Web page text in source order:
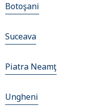
Botoşani
Suceava
Piatra Neamţ
Ungheni